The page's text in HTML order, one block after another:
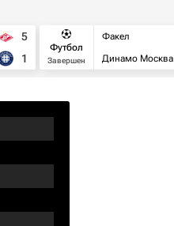
5
1
Футбол
Завершен
Факел
Динамо Москва